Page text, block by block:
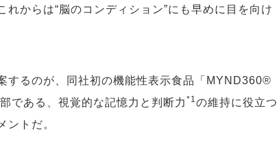
れからは“脳のコンディション”にも早めに目を向け
するのが、同社初の機能性表示食品「MYND360®
である、視覚的な記憶力と判断力 *1 の維持に役立つ
ントだ。